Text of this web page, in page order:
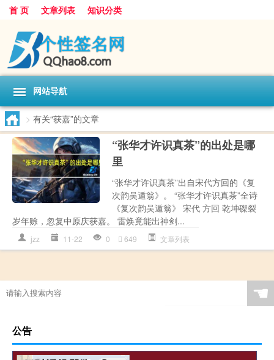
首 页 文章列表 知识分类
网站导航
> 有关“获嘉”的文章
“张华才许识真茶”的出处是哪
里
“张华才许识真茶”出自宋代方回的《复
次韵吴遁翁》。 “张华才许识真茶”全诗
《复次韵吴遁翁》 宋代 方回 乾坤磔裂
岁年赊，忽复中原庆获嘉。 雷焕竟能出神剑...
jzz 11-22 0 649 文章列表
☚
公告